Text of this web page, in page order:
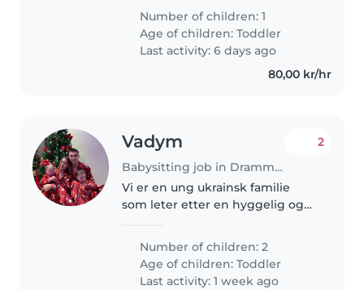
for a caring Babysitter
comfortable with fun, active play
—preferably someone who
Number of children: 1
Age of children:Toddler
Last activity: 6 days ago
80,00 kr/hr
Vadym
Babysitting job in Drammen
2
Vi er en ung ukrainsk familie
som leter etter en hyggelig og
herlige barn: gutt Herman (3 år)
og jente Luiza (1 år). Barna våre
er veldig sosiale, glade..
Number of children: 2
Age of children:Toddler
Last activity: 1 week ago